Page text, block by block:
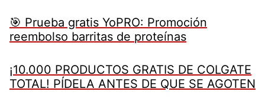
🎯 Prueba gratis YoPRO: Promoción
reembolso barritas de proteínas
¡10.000 PRODUCTOS GRATIS DE COLGATE
TOTAL! PÍDELA ANTES DE QUE SE AGOTEN